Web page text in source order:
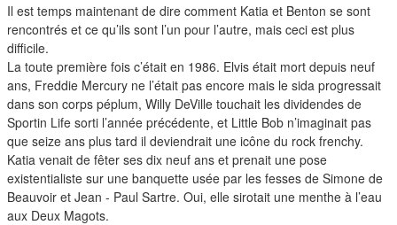
Il est temps maintenant de dire comment Katia et Benton se sont
rencontrés et ce qu’ils sont l’un pour l’autre, mais ceci est plus
difficile.
La toute première fois c’était en 1986. Elvis était mort depuis neuf
ans, Freddie Mercury ne l’était pas encore mais le sida progressait
dans son corps péplum, Willy DeVille touchait les dividendes de
Sportin Life sorti l’année précédente, et Little Bob n’imaginait pas
que seize ans plus tard il deviendrait une icône du rock frenchy.
Katia venait de fêter ses dix neuf ans et prenait une pose
existentialiste sur une banquette usée par les fesses de Simone de
Beauvoir et Jean - Paul Sartre. Oui, elle sirotait une menthe à l’eau
aux Deux Magots.